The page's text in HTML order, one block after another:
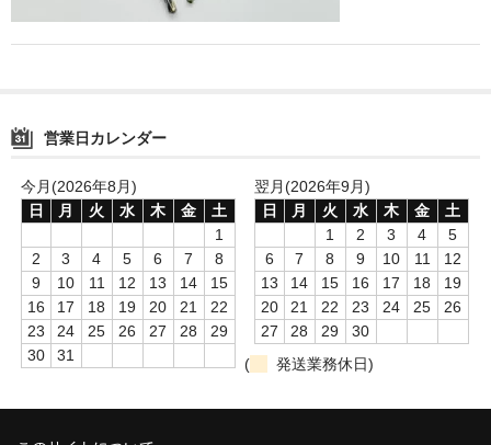
営業日カレンダー
今月(2026年8月)
日
月 火 水 木 金
土
1
2
3 4 5 6 7
8
9
10 11 12 13 14
15
16
17 18 19 20 21
22
23
24 25 26 27 28
29
30
31
翌月(2026年9月)
日
月 火 水 木 金
土
1
2 3 4
5
6
7 8 9 10 11
12
13
14 15 16 17 18
19
20
21 22 23 24 25
26
27
28 29
30
(
発送業務休日)